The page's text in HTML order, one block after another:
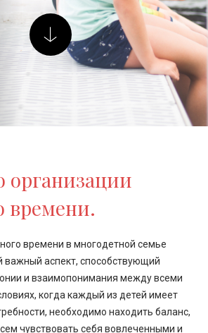
организации
времени.
времени в многодетной семье
важный аспект, способствующий
и взаимопонимания между всеми
когда каждый из детей имеет
необходимо находить баланс,
чувствовать себя вовлеченными и